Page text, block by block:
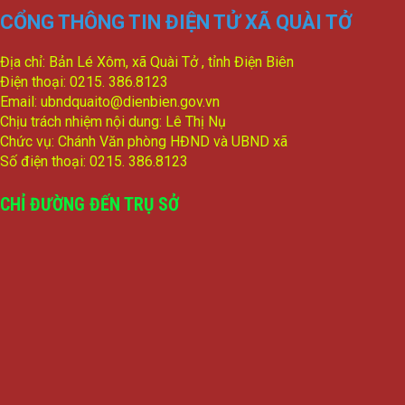
CỔNG THÔNG TIN ĐIỆN TỬ XÃ QUÀI TỞ
Địa chỉ: Bản Lé Xôm, xã Quài Tở , tỉnh Điện Biên
Điện thoại: 0215. 386.8123
Email: ubndquaito@dienbien.gov.vn
Chịu trách nhiệm nội dung: Lê Thị Nụ
Chức vụ: Chánh Văn phòng HĐND và UBND xã
Số điện thoại: 0215. 386.8123
CHỈ ĐƯỜNG ĐẾN TRỤ SỞ